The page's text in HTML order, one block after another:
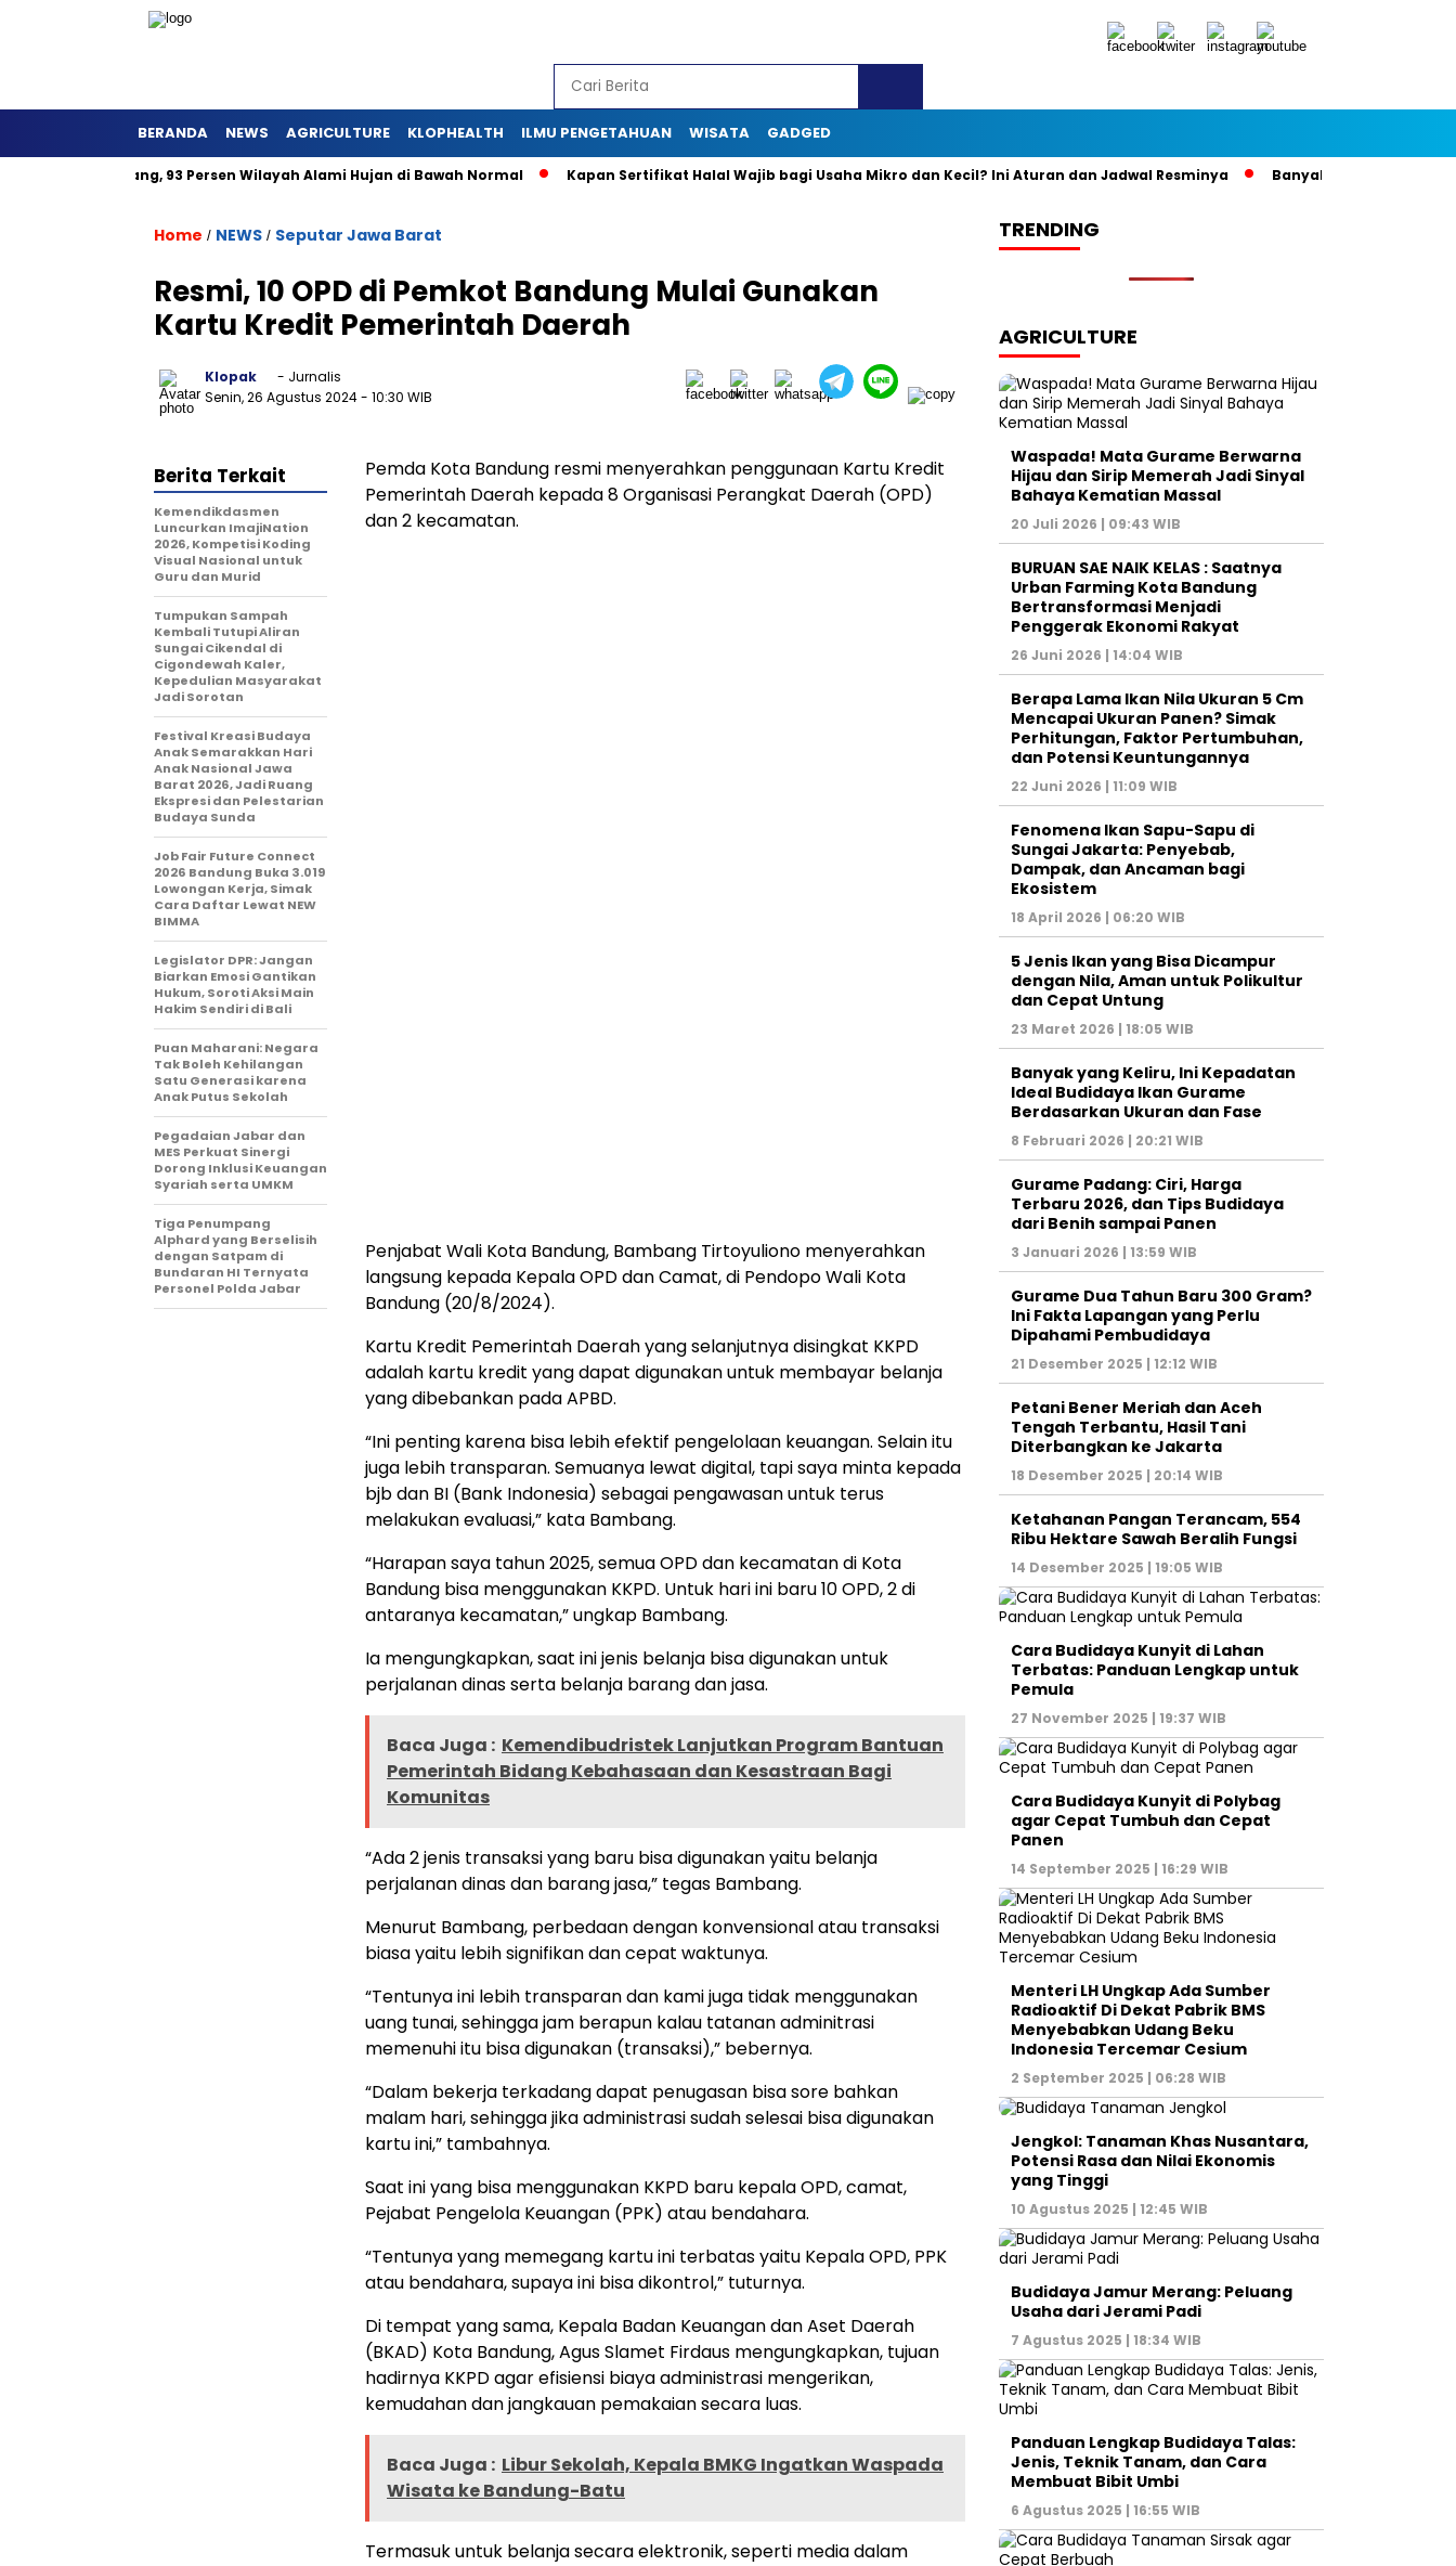
BERANDA NEWS AGRICULTURE KLOPHEALTH ILMU PENGETAHUAN WISATA GADGED
dan Panjang, 93 Persen Wilayah Alami Hujan di Bawah Normal Kapan Sertifikat Halal Wajib bagi Usaha Mikro dan Kecil? Ini Aturan dan Jadwal Resminya Banyak yang Keliru, Ini
Home / NEWS / Seputar Jawa Barat
Resmi, 10 OPD di Pemkot Bandung Mulai Gunakan
Kartu Kredit Pemerintah Daerah
Klopak
- Jurnalis
Senin, 26 Agustus 2024- 10:30 WIB
Pemda Kota Bandung resmi menyerahkan penggunaan Kartu Kredit
Pemerintah Daerah kepada 8 Organisasi Perangkat Daerah (OPD)
dan 2 kecamatan.
Penjabat Wali Kota Bandung, Bambang Tirtoyuliono menyerahkan
langsung kepada Kepala OPD dan Camat, di Pendopo Wali Kota
Bandung (20/8/2024).
Kartu Kredit Pemerintah Daerah yang selanjutnya disingkat KKPD
adalah kartu kredit yang dapat digunakan untuk membayar belanja
yang dibebankan pada APBD.
“Ini penting karena bisa lebih efektif pengelolaan keuangan. Selain itu
juga lebih transparan. Semuanya lewat digital, tapi saya minta kepada
bjb dan BI (Bank Indonesia) sebagai pengawasan untuk terus
melakukan evaluasi,” kata Bambang.
“Harapan saya tahun 2025, semua OPD dan kecamatan di Kota
Bandung bisa menggunakan KKPD. Untuk hari ini baru 10 OPD, 2 di
antaranya kecamatan,” ungkap Bambang.
Ia mengungkapkan, saat ini jenis belanja bisa digunakan untuk
perjalanan dinas serta belanja barang dan jasa.
Baca Juga : Kemendibudristek Lanjutkan Program Bantuan
Pemerintah Bidang Kebahasaan dan Kesastraan Bagi
Komunitas
“Ada 2 jenis transaksi yang baru bisa digunakan yaitu belanja
perjalanan dinas dan barang jasa,” tegas Bambang.
Menurut Bambang, perbedaan dengan konvensional atau transaksi
biasa yaitu lebih signifikan dan cepat waktunya.
“Tentunya ini lebih transparan dan kami juga tidak menggunakan
uang tunai, sehingga jam berapun kalau tatanan adminitrasi
memenuhi itu bisa digunakan (transaksi),” bebernya.
“Dalam bekerja terkadang dapat penugasan bisa sore bahkan
malam hari, sehingga jika administrasi sudah selesai bisa digunakan
kartu ini,” tambahnya.
Saat ini yang bisa menggunakan KKPD baru kepala OPD, camat,
Pejabat Pengelola Keuangan (PPK) atau bendahara.
“Tentunya yang memegang kartu ini terbatas yaitu Kepala OPD, PPK
atau bendahara, supaya ini bisa dikontrol,” tuturnya.
Di tempat yang sama, Kepala Badan Keuangan dan Aset Daerah
(BKAD) Kota Bandung, Agus Slamet Firdaus mengungkapkan, tujuan
hadirnya KKPD agar efisiensi biaya administrasi mengerikan,
kemudahan dan jangkauan pemakaian secara luas.
Baca Juga : Libur Sekolah, Kepala BMKG Ingatkan Waspada
Wisata ke Bandung-Batu
Termasuk untuk belanja secara elektronik, seperti media dalam
Berita Terkait
Kemendikdasmen
Luncurkan ImajiNation
2026, Kompetisi Koding
Visual Nasional untuk
Guru dan Murid
Tumpukan Sampah
Kembali Tutupi Aliran
Sungai Cikendal di
Cigondewah Kaler,
Kepedulian Masyarakat
Jadi Sorotan
Festival Kreasi Budaya
Anak Semarakkan Hari
Anak Nasional Jawa
Barat 2026, Jadi Ruang
Ekspresi dan Pelestarian
Budaya Sunda
Job Fair Future Connect
2026 Bandung Buka 3.019
Lowongan Kerja, Simak
Cara Daftar Lewat NEW
BIMMA
Legislator DPR: Jangan
Biarkan Emosi Gantikan
Hukum, Soroti Aksi Main
Hakim Sendiri di Bali
Puan Maharani: Negara
Tak Boleh Kehilangan
Satu Generasi karena
Anak Putus Sekolah
Pegadaian Jabar dan
MES Perkuat Sinergi
Dorong Inklusi Keuangan
Syariah serta UMKM
Tiga Penumpang
Alphard yang Berselisih
dengan Satpam di
Bundaran HI Ternyata
Personel Polda Jabar
TRENDING
AGRICULTURE
Waspada! Mata Gurame Berwarna
Hijau dan Sirip Memerah Jadi Sinyal
Bahaya Kematian Massal
20 Juli 2026 | 09:43 WIB
BURUAN SAE NAIK KELAS : Saatnya
Urban Farming Kota Bandung
Bertransformasi Menjadi
Penggerak Ekonomi Rakyat
26 Juni 2026 | 14:04 WIB
Berapa Lama Ikan Nila Ukuran 5 Cm
Mencapai Ukuran Panen? Simak
Perhitungan, Faktor Pertumbuhan,
dan Potensi Keuntungannya
22 Juni 2026 | 11:09 WIB
Fenomena Ikan Sapu-Sapu di
Sungai Jakarta: Penyebab,
Dampak, dan Ancaman bagi
Ekosistem
18 April 2026 | 06:20 WIB
5 Jenis Ikan yang Bisa Dicampur
dengan Nila, Aman untuk Polikultur
dan Cepat Untung
23 Maret 2026 | 18:05 WIB
Banyak yang Keliru, Ini Kepadatan
Ideal Budidaya Ikan Gurame
Berdasarkan Ukuran dan Fase
8 Februari 2026 | 20:21 WIB
Gurame Padang: Ciri, Harga
Terbaru 2026, dan Tips Budidaya
dari Benih sampai Panen
3 Januari 2026 | 13:59 WIB
Gurame Dua Tahun Baru 300 Gram?
Ini Fakta Lapangan yang Perlu
Dipahami Pembudidaya
21 Desember 2025 | 12:12 WIB
Petani Bener Meriah dan Aceh
Tengah Terbantu, Hasil Tani
Diterbangkan ke Jakarta
18 Desember 2025 | 20:14 WIB
Ketahanan Pangan Terancam, 554
Ribu Hektare Sawah Beralih Fungsi
14 Desember 2025 | 19:05 WIB
Cara Budidaya Kunyit di Lahan
Terbatas: Panduan Lengkap untuk
Pemula
27 November 2025 | 19:37 WIB
Cara Budidaya Kunyit di Polybag
agar Cepat Tumbuh dan Cepat
Panen
14 September 2025 | 16:29 WIB
Menteri LH Ungkap Ada Sumber
Radioaktif Di Dekat Pabrik BMS
Menyebabkan Udang Beku
Indonesia Tercemar Cesium
2 September 2025 | 06:28 WIB
Jengkol: Tanaman Khas Nusantara,
Potensi Rasa dan Nilai Ekonomis
yang Tinggi
10 Agustus 2025 | 12:45 WIB
Budidaya Jamur Merang: Peluang
Usaha dari Jerami Padi
7 Agustus 2025 | 18:34 WIB
Panduan Lengkap Budidaya Talas:
Jenis, Teknik Tanam, dan Cara
Membuat Bibit Umbi
6 Agustus 2025 | 16:55 WIB